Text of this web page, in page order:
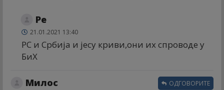
Ре
21.01.2021 13:40
РС и Србија и јесу криви,они их спроводе у
БиХ
Милос ОДГОВОРИТЕ